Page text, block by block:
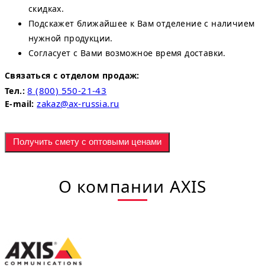
скидках.
Подскажет ближайшее к Вам отделение с наличием
нужной продукции.
Согласует с Вами возможное время доставки.
Связаться с отделом продаж:
Тел.: 8 (800) 550-21-43
E-mail: zakaz@ax-russia.ru
Получить смету с оптовыми ценами
О компании AXIS